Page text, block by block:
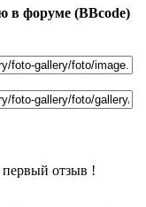
в форуме (BBcode)
первый отзыв !